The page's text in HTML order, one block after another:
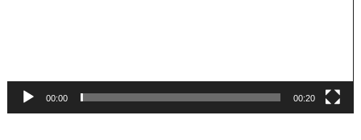
00:00 00:20